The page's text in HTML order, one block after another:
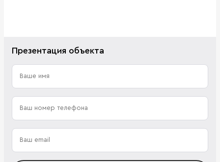
Презентация объекта